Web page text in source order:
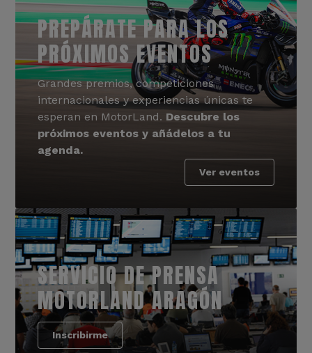
PREPÁRATE PARA LOS
PRÓXIMOS EVENTOS
Grandes premios, competiciones
internacionales y experiencias únicas te
esperan en MotorLand. Descubre los
próximos eventos y añádelos a tu
agenda.
Ver eventos
SERVICIO DE PRENSA
MOTORLAND ARAGÓN
Inscribirme